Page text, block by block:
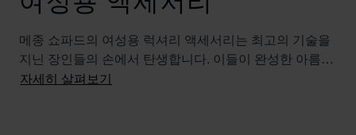
메종 쇼파드의 여성용 럭셔리 액세서리는 최고의 기술을
지닌 장인들의 손에서 탄생합니다. 이들이 완성한 아름다
운 럭셔리 제품은 디자인 코드를 초월하여 뛰어난 품질을
자세히 살펴보기